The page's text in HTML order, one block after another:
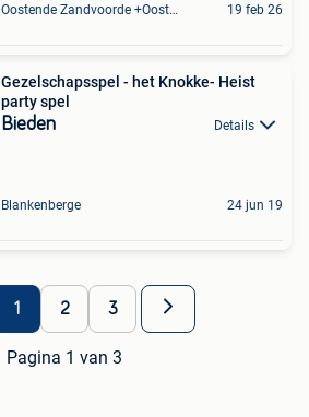
Oostende Zandvoorde +Oostende 19 feb 26
Gezelschapsspel - het Knokke- Heist
party spel
Bieden Details
Blankenberge 24 jun 19
1 2 3
Pagina 1 van 3